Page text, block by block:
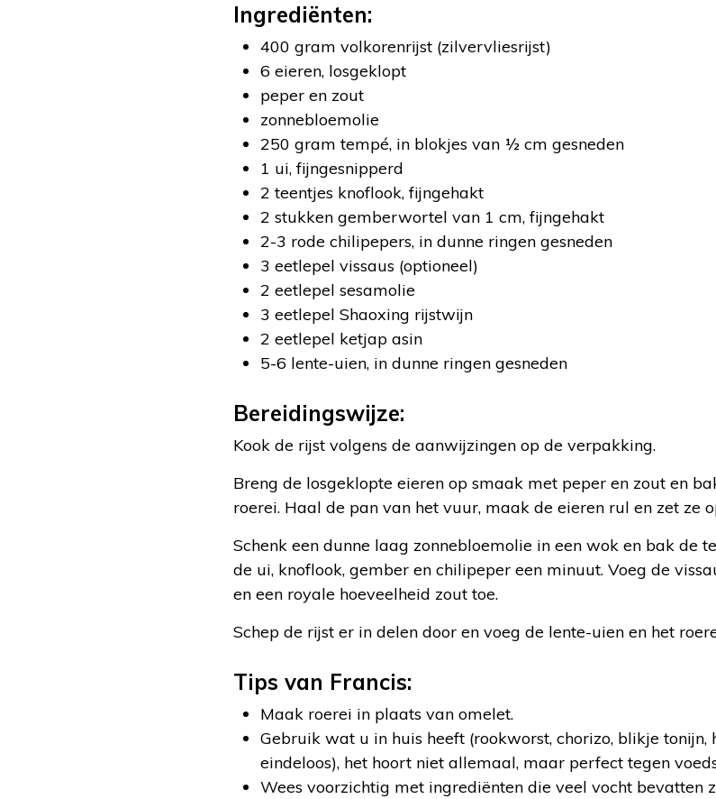
Ingrediënten:
400 gram volkorenrijst (zilvervliesrijst)
6 eieren, losgeklopt
peper en zout
zonnebloemolie
250 gram tempé, in blokjes van ½ cm gesneden
1 ui, fijngesnipperd
2 teentjes knoflook, fijngehakt
2 stukken gemberwortel van 1 cm, fijngehakt
2-3 rode chilipepers, in dunne ringen gesneden
3 eetlepel vissaus (optioneel)
2 eetlepel sesamolie
3 eetlepel Shaoxing rijstwijn
2 eetlepel ketjap asin
5-6 lente-uien, in dunne ringen gesneden
Bereidingswijze:
Kook de rijst volgens de aanwijzingen op de verpakking.
Breng de losgeklopte eieren op smaak met peper en zout en
roerei. Haal de pan van het vuur, maak de eieren rul en zet ze
Schenk een dunne laag zonnebloemolie in een wok en bak de
de ui, knoflook, gember en chilipeper een minuut. Voeg de
en een royale hoeveelheid zout toe.
Schep de rijst er in delen door en voeg de lente-uien en het
Tips van Francis:
Maak roerei in plaats van omelet.
Gebruik wat u in huis heeft (rookworst, chorizo, blikje tonijn,
eindeloos), het hoort niet allemaal, maar perfect tegen
Wees voorzichtig met ingrediënten die veel vocht bevatten